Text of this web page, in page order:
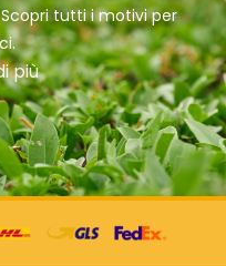
tutti i motivi per
più